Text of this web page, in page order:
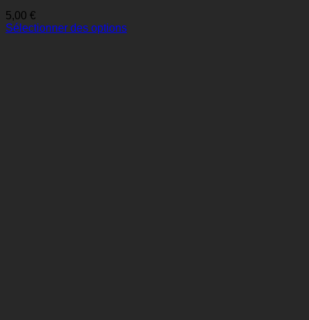
5,00 €
Sélectionner des options